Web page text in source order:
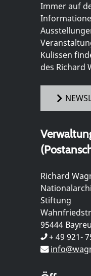
Immer auf
Kulissen
des Richard
Richard
Stiftung
95444
+ 49 921-